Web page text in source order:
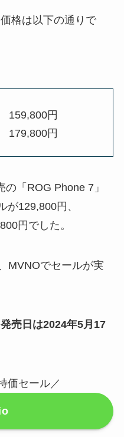
格は以下の通りで
159,800円
179,800円
「ROG Phone 7」
が129,800円、
円でした。
MVNOでセールが実
発売日は2024年5月17
価セール／